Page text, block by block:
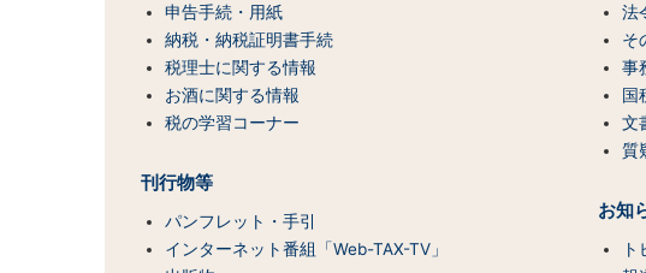
（コ
申告手続・用紙
納税・納税証明書手続
税理士に関する情報
お酒に関する情報
税の学習コーナー
刊行物等
パンフレット・手引
インターネット番組「Web-TAX-TV」
法
そ
事
国
文
質
お知